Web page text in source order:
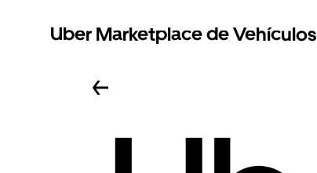
Uber Marketplace de Vehículos